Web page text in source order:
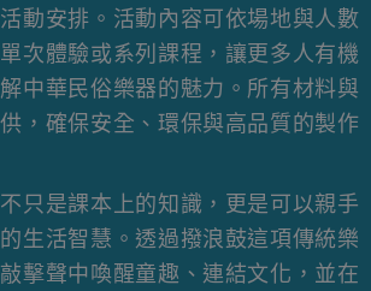
動安排。活動內容可依場地與人數
次體驗或系列課程，讓更多人有機
中華民俗樂器的魅力。所有材料與
，確保安全、環保與高品質的製作
只是課本上的知識，更是可以親手
生活智慧。透過撥浪鼓這項傳統樂
擊聲中喚醒童趣、連結文化，並在